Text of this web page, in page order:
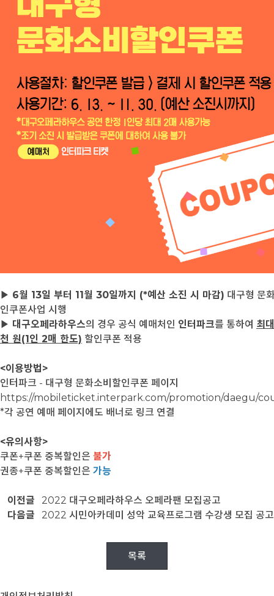
▶ 6월 13일 부터 11월 30일까지 (*예산 소진 시 마감) 대구형 문
인쿠폰사업 시행
▶ 대구오페라하우스의 경우 공식 예매처인 인터파크를 통하여 최
천 원(1인 2매 한도) 할인쿠폰 적용
<이용방법>
인터파크 - 대구형 문화소비할인쿠폰 페이지
https://mobileticket.interpark.com/promotion/daegu/
*각 공연 예매 페이지에도 배너로 링크 연결
<유의사항>
쿠폰+쿠폰 중복할인은 불가
권종+쿠폰 중복할인은 가능
이전글
2022 대구오페라하우스 오페라팬 모집공고
다음글
2022 시민아카데미 성악 교육프로그램 수강생 모집 공고
목록